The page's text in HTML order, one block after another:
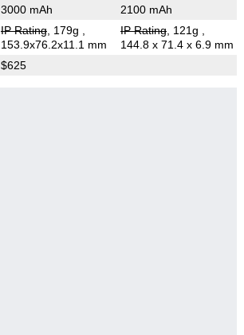
3000 mAh 2100 mAh
IP Rating, 179g
153.9x76.2x11.1 mm
IP Rating, 121g
144.8 x 71.4 x 6.9 mm
$625